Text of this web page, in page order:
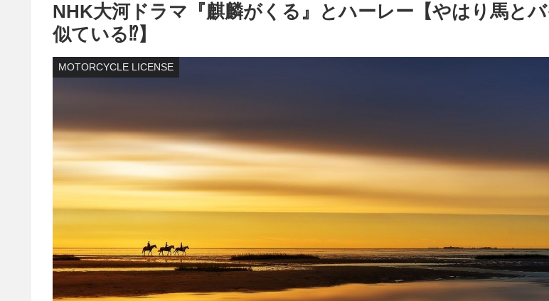
NHK大河ドラマ『麒麟がくる』とハーレー【やはり馬と
似ている⁉】
MOTORCYCLE LICENSE